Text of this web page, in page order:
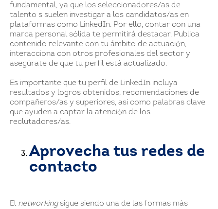
fundamental, ya que los seleccionadores/as de
talento s suelen investigar a los candidatos/as en
plataformas como LinkedIn. Por ello, contar con una
marca personal sólida te permitirá destacar. Publica
contenido relevante con tu ámbito de actuación,
interacciona con otros profesionales del sector y
asegúrate de que tu perfil está actualizado.
Es importante que tu perfil de LinkedIn incluya
resultados y logros obtenidos, recomendaciones de
compañeros/as y superiores, así como palabras clave
que ayuden a captar la atención de los
reclutadores/as.
Aprovecha tus redes de
contacto
El networkingsigue siendo una de las formas más